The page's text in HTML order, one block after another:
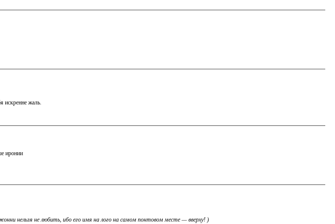
искренне жаль.
иронии
нельзя не любить, ибо его имя на лого на самом понтовом месте — вверху! )